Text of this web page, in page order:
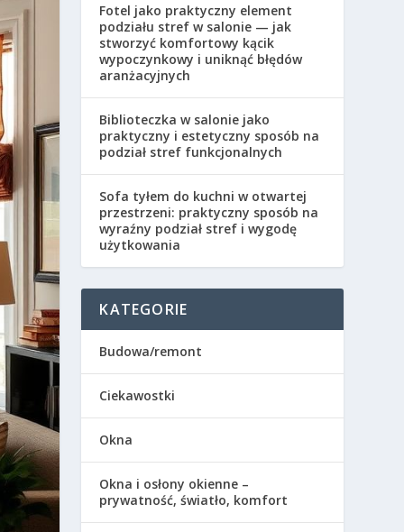
Fotel jako praktyczny element
podziału stref w salonie — jak
stworzyć komfortowy kącik
wypoczynkowy i uniknąć błędów
aranżacyjnych
Biblioteczka w salonie jako
praktyczny i estetyczny sposób na
podział stref funkcjonalnych
Sofa tyłem do kuchni w otwartej
przestrzeni: praktyczny sposób na
wyraźny podział stref i wygodę
użytkowania
KATEGORIE
Budowa/remont
Ciekawostki
Okna
Okna i osłony okienne –
prywatność, światło, komfort